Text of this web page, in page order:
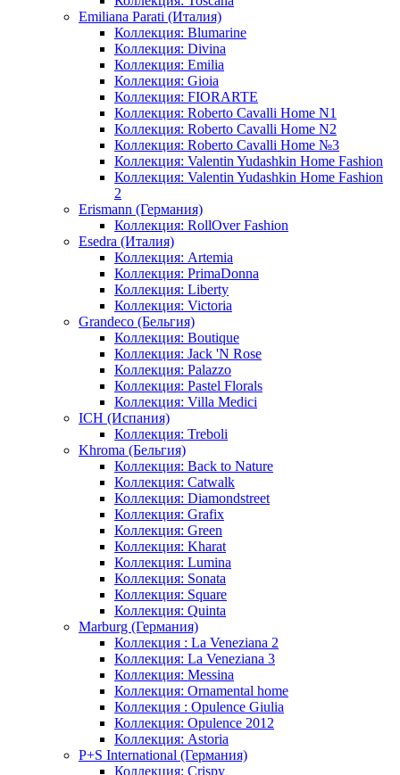
Emiliana Parati (Италия)
Коллекция: Blumarine
Коллекция: Divina
Коллекция: Emilia
Коллекция: Gioia
Коллекция: FIORARTE
Коллекция: Roberto Cavalli Home N1
Коллекция: Roberto Cavalli Home N2
Коллекция: Roberto Cavalli Home №3
Коллекция: Valentin Yudashkin Home Fashion
Коллекция: Valentin Yudashkin Home Fashion
2
Erismann (Германия)
Коллекция: RollOver Fashion
Esedra (Италия)
Коллекция: Artemia
Коллекция: PrimaDonna
Коллекция: Liberty
Коллекция: Victoria
Grandeco (Бельгия)
Коллекция: Boutique
Коллекция: Jack 'N Rose
Коллекция: Palazzo
Коллекция: Pastel Florals
Коллекция: Villa Medici
ICH (Испания)
Коллекция: Treboli
Khroma (Бельгия)
Коллекция: Back to Nature
Коллекция: Catwalk
Коллекция: Diamondstreet
Коллекция: Grafix
Коллекция: Green
Коллекция: Kharat
Коллекция: Lumina
Коллекция: Sonata
Коллекция: Square
Коллекция: Quinta
Marburg (Германия)
Коллекция : La Veneziana 2
Коллекция: La Veneziana 3
Коллекция: Messina
Коллекция: Ornamental home
Коллекция : Opulence Giulia
Коллекция: Opulence 2012
Коллекция: Astoria
P+S International (Германия)
Коллекция: Crispy